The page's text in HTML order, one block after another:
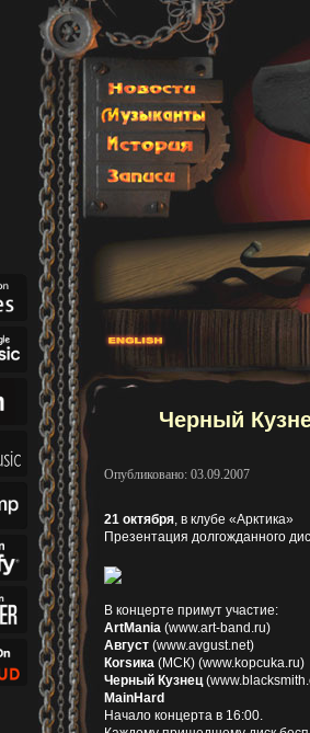
Черный
Опубликовано: 03.09.2007
21 октября , в клубе «Арктика»
Презентация долгожданного
В концерте примут участие:
ArtMania (www.art-band.ru)
Август (www.avgust.net)
Коrsика (МСК) (www.kopcuka.ru)
Черный Кузнец
MainHard
Начало концерта в 16:00.